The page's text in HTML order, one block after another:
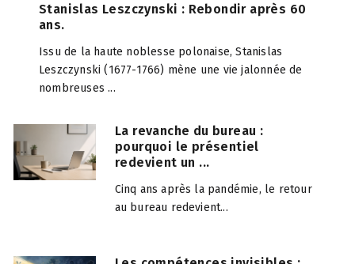
Stanislas Leszczynski : Rebondir après 60
ans.
Issu de la haute noblesse polonaise, Stanislas
Leszczynski (1677-1766) mène une vie jalonnée de
nombreuses ...
La revanche du bureau :
pourquoi le présentiel
redevient un ...
Cinq ans après la pandémie, le retour
au bureau redevient...